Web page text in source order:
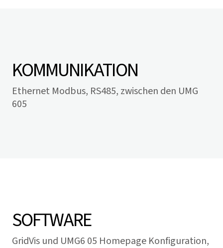
KOMMUNIKATION
Ethernet Modbus, RS485, zwischen den UMG
605
SOFTWARE
GridVis und UMG6 05 Homepage Konfiguration,